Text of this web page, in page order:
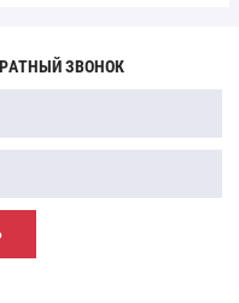
ЗВОНОК